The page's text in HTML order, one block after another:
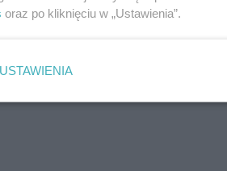
i losy ludzi z albumu. W
pod koniec lat 30. Na
nie uprzedzona o rozwoju
oraz po kliknięciu w „Ustawienia”.
USTAWIENIA